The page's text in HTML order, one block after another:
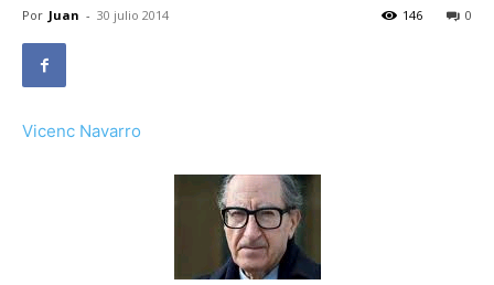
Por Juan - 30 julio 2014 0
146
Vicenc Navarro